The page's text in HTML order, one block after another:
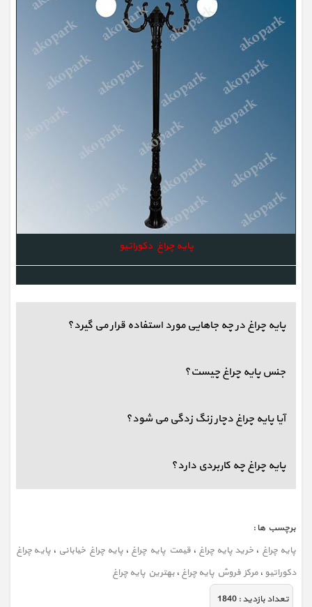
پایه چراغ دکوراتیو
پایه چراغ در چه جاهایی مورد استفاده قرار می گیرد؟
جنس پایه چراغ چیست؟
آیا پایه چراغ دچار زنگ زدگی می شود؟
پایه چراغ چه کاربردی دارد؟
برچسب ها :
پایه چراغ ، خرید پایه چراغ ،قیمت پایه چراغ ، پایه چراغ خیابانی ،پایه چراغ
دکوراتیو ،مرکز فروش پایه چراغ ،بهترین پایه چراغ
تعداد بازديد :1840